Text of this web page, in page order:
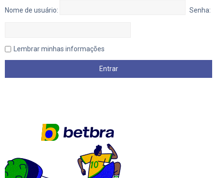
Nome de usuário: Senha:
Lembrar minhas informações